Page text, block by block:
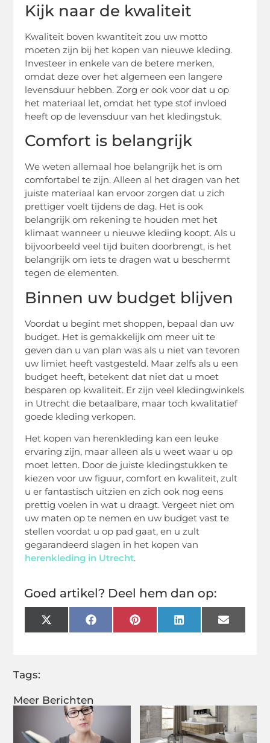
Meer Berichten
Kijk naar de kwaliteit
Kwaliteit boven kwantiteit zou uw motto
moeten zijn bij het kopen van nieuwe kleding.
Investeer in enkele van de betere merken,
omdat deze over het algemeen een langere
levensduur hebben. Zorg er ook voor dat u op
het materiaal let, omdat het type stof invloed
heeft op de levensduur van het kledingstuk.
Comfort is belangrijk
We weten allemaal hoe belangrijk het is om
comfortabel te zijn. Alleen al het dragen van het
juiste materiaal kan ervoor zorgen dat u zich
prettiger voelt tijdens de dag. Het is ook
belangrijk om rekening te houden met het
klimaat wanneer u nieuwe kleding koopt. Als u
bijvoorbeeld veel tijd buiten doorbrengt, is het
belangrijk om iets te dragen wat u beschermt
tegen de elementen.
Binnen uw budget blijven
Voordat u begint met shoppen, bepaal dan uw
budget. Het is gemakkelijk om meer uit te
geven dan u van plan was als u niet van tevoren
uw limiet heeft vastgesteld. Maar zelfs als u een
budget heeft, betekent dat niet dat u moet
besparen op kwaliteit. Er zijn veel kledingwinkels
in Utrecht die betaalbare, maar toch kwalitatief
goede kleding verkopen.
Het kopen van herenkleding kan een leuke
ervaring zijn, maar alleen als u weet waar u op
moet letten. Door de juiste kledingstukken te
kiezen voor uw figuur, comfort en kwaliteit, zult
u er fantastisch uitzien en zich ook nog eens
prettig voelen in wat u draagt. Vergeet niet om
uw maten op te nemen en uw budget vast te
stellen voordat u op pad gaat, en u zult
gegarandeerd slagen in het kopen van
herenkleding in Utrecht.
Goed artikel? Deel hem dan op:
X
(Twitter)
FacebookPinterestLinkedInEmail
Tags: